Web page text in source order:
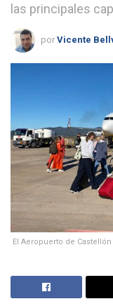
las principales
por Vicente
El Aeropuerto de